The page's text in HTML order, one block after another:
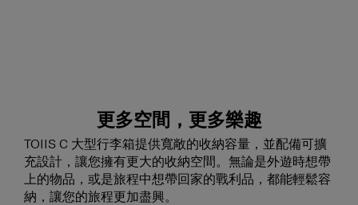
更多空間，更多樂趣
TOIIS C 大型行李箱提供寬敞的收納容量，並配備可擴
充設計，讓您擁有更大的收納空間。無論是外遊時想帶
上的物品，或是旅程中想帶回家的戰利品，都能輕鬆容
納，讓您的旅程更加盡興。